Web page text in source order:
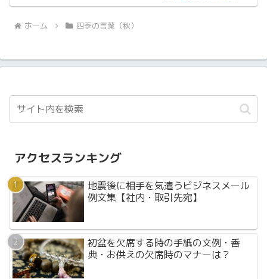
ホーム 四季の言葉（秋）
アクセスランキング
地震後に相手を気遣うビジネスメール
例文集【社内・取引先宛】
初盆を欠席する時の手紙の文例・香
典・お供えの欠席時のマナーは？